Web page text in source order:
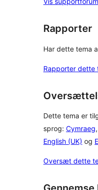
Rapporter
Har dette tema
Rapporter dette
Dette tema er
sprog: Cymraeg,
English (UK) og
Oversæt dette